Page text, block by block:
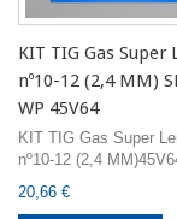
KIT TIG Gas Super
nº10-12 (2,4 MM)
WP 45V64
KIT TIG Gas Super
nº10-12 (2,4
20,66 €